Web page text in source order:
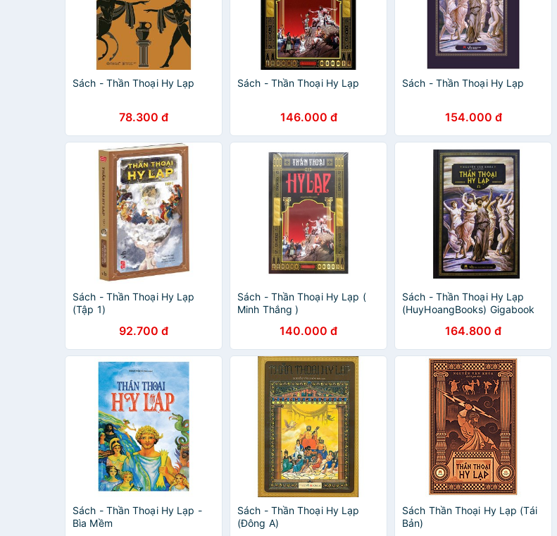
Sách - Thần Thoại Hy Lạp
78.300 đ
Sách - Thần Thoại Hy Lạp
146.000 đ
Sách - Thần Thoại Hy Lạp
154.000 đ
Sách - Thần Thoại Hy Lạp
(Tập 1)
92.700 đ
Sách - Thần Thoại Hy Lạp (
Minh Thắng )
140.000 đ
Sách - Thần Thoại Hy Lạp
(HuyHoangBooks) Gigabook
164.800 đ
Sách - Thần Thoại Hy Lạp -
Bìa Mềm
Sách - Thần Thoại Hy Lạp
(Đông A)
Sách Thần Thoại Hy Lạp (Tái
Bản)